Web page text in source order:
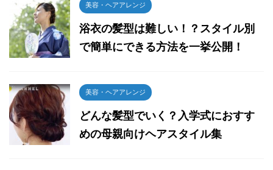
美容・ヘアアレンジ
浴衣の髪型は難しい！？スタイル別
で簡単にできる方法を一挙公開！
美容・ヘアアレンジ
どんな髪型でいく？入学式におすす
めの母親向けヘアスタイル集